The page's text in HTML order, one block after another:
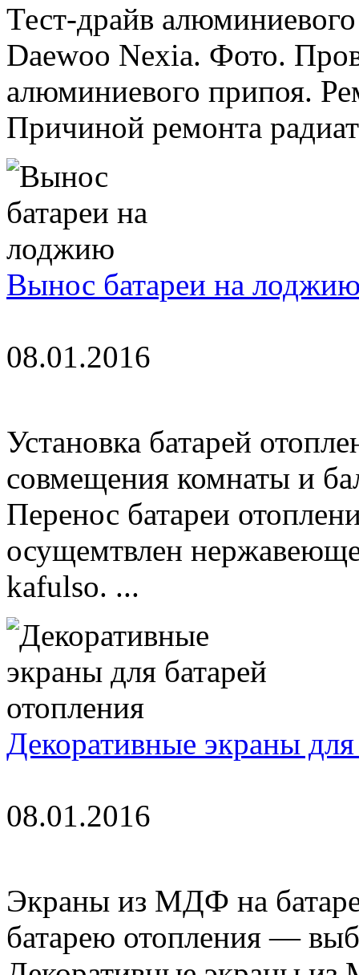
Тест-драйв
Daewoo Nexia. Фото.
алюминиевого припоя.
Причиной ремонта
Вынос батареи на
08.01.2016
Установка батарей
совмещения комнаты и
Перенос батареи
осущемтвлен
kafulso. ...
Декоративные экраны
08.01.2016
Экраны из МДФ на
батарею отопления —